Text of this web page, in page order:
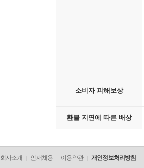
소비자 피해보상
환불 지연에 따른 배상
회사소개 인재채용 이용약관 개인정보처리방침